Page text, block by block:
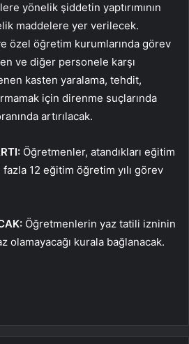
yönelik şiddetin yaptırımının
maddelere yer verilecek.
özel öğretim kurumlarında görev
ve diğer personele karşı
kasten yaralama, tehdit,
için direnme suçlarında
artırılacak.
Öğretmenler, atandıkları eğitim
12 eğitim öğretim yılı görev
Öğretmenlerin yaz tatili izninin
olamayacağı kurala bağlanacak.